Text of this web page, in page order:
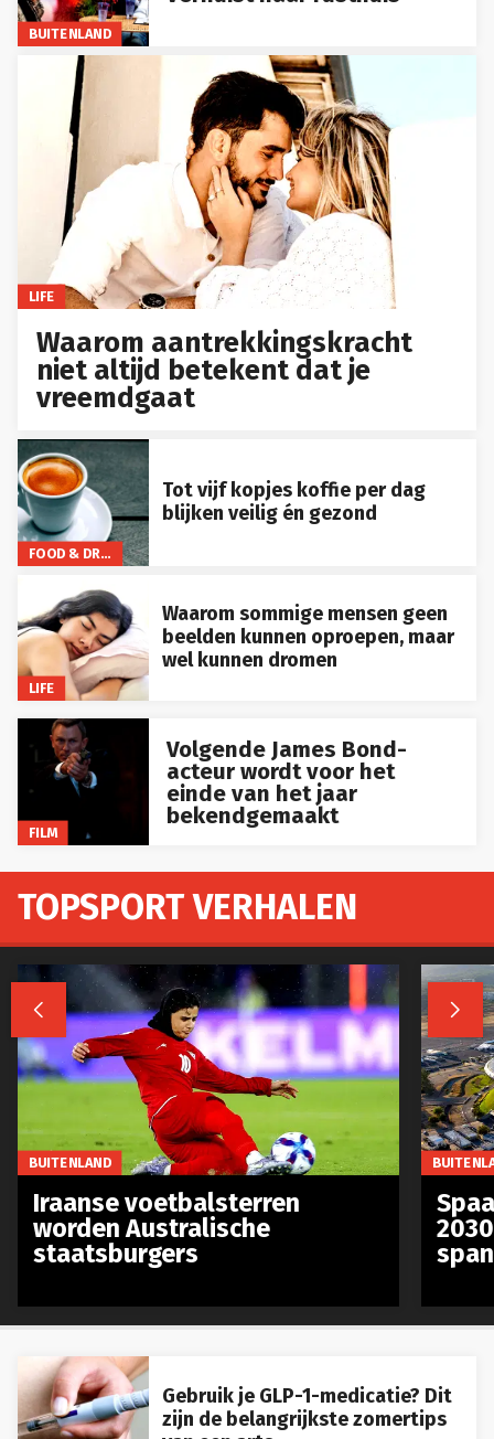
BUITENLAND
LIFE
Waarom aantrekkingskracht
niet altijd betekent dat je
vreemdgaat
FOOD & DRINKS
Tot vijf kopjes koffie per dag
blijken veilig én gezond
LIFE
Waarom sommige mensen geen
beelden kunnen oproepen, maar
wel kunnen dromen
acteur wordt voor het
einde van het jaar
bekendgemaakt
zijn de belangrijkste zomertips
van een arts
TOPSPORT VERHALEN
BUITENLAND
Iraanse voetbalsterren
worden Australische
staatsburgers